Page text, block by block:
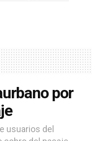
por
usuarios del